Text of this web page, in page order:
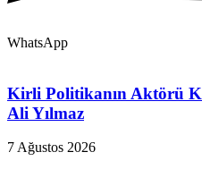
WhatsApp
Kirli Politikanın Aktörü
Ali Yılmaz
7 Ağustos 2026